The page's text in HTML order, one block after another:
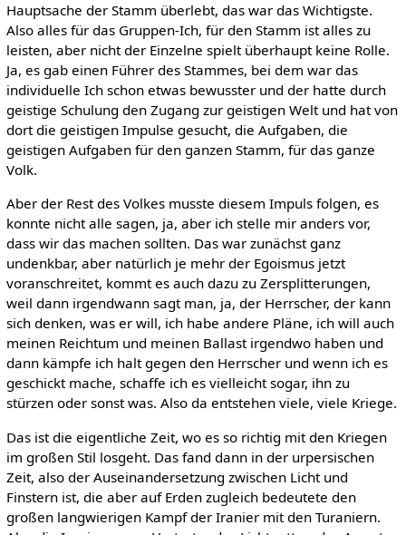
Hauptsache der Stamm überlebt, das war das Wichtigste.
Also alles für das Gruppen-Ich, für den Stamm ist alles zu
leisten, aber nicht der Einzelne spielt überhaupt keine Rolle.
Ja, es gab einen Führer des Stammes, bei dem war das
individuelle Ich schon etwas bewusster und der hatte durch
geistige Schulung den Zugang zur geistigen Welt und hat von
dort die geistigen Impulse gesucht, die Aufgaben, die
geistigen Aufgaben für den ganzen Stamm, für das ganze
Volk.
Aber der Rest des Volkes musste diesem Impuls folgen, es
konnte nicht alle sagen, ja, aber ich stelle mir anders vor,
dass wir das machen sollten. Das war zunächst ganz
undenkbar, aber natürlich je mehr der Egoismus jetzt
voranschreitet, kommt es auch dazu zu Zersplitterungen,
weil dann irgendwann sagt man, ja, der Herrscher, der kann
sich denken, was er will, ich habe andere Pläne, ich will auch
meinen Reichtum und meinen Ballast irgendwo haben und
dann kämpfe ich halt gegen den Herrscher und wenn ich es
geschickt mache, schaffe ich es vielleicht sogar, ihn zu
stürzen oder sonst was. Also da entstehen viele, viele Kriege.
Das ist die eigentliche Zeit, wo es so richtig mit den Kriegen
im großen Stil losgeht. Das fand dann in der urpersischen
Zeit, also der Auseinandersetzung zwischen Licht und
Finstern ist, die aber auf Erden zugleich bedeutete den
großen langwierigen Kampf der Iranier mit den Turaniern.